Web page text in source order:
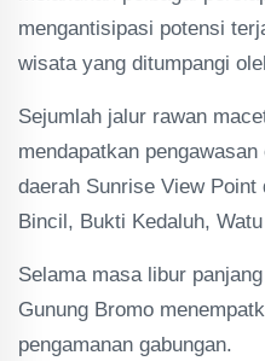
mengantisipasi potensi
wisata yang ditumpangi
Sejumlah jalur rawan
mendapatkan
daerah Sunrise View
Bincil, Bukti Kedaluh,
Selama masa libur
Gunung Bromo
pengamanan gabungan.